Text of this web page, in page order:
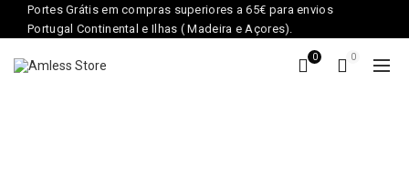
Portes Grátis em compras superiores a 65€ para envios
Portugal Continental e Ilhas ( Madeira e Açores).
0 0